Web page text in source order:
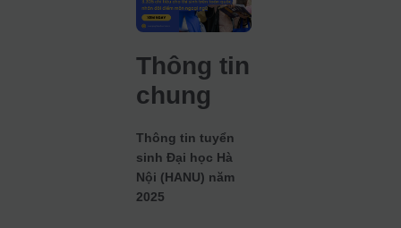
Thông tin
chung
Thông tin tuyển
sinh Đại học Hà
Nội (HANU) năm
2025